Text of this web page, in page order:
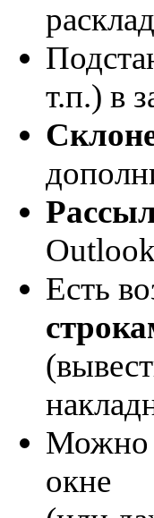
т.п.) в
Есть
Можно
окне